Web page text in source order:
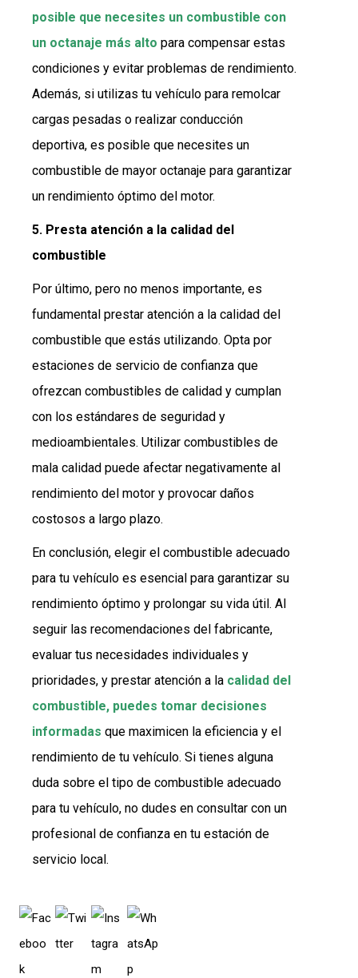
posible que necesites un combustible con
un octanaje más alto para compensar estas
condiciones y evitar problemas de rendimiento.
Además, si utilizas tu vehículo para remolcar
cargas pesadas o realizar conducción
deportiva, es posible que necesites un
combustible de mayor octanaje para garantizar
un rendimiento óptimo del motor.
5. Presta atención a la calidad del
combustible
Por último, pero no menos importante, es
fundamental prestar atención a la calidad del
combustible que estás utilizando. Opta por
estaciones de servicio de confianza que
ofrezcan combustibles de calidad y cumplan
con los estándares de seguridad y
medioambientales. Utilizar combustibles de
mala calidad puede afectar negativamente al
rendimiento del motor y provocar daños
costosos a largo plazo.
En conclusión, elegir el combustible adecuado
para tu vehículo es esencial para garantizar su
rendimiento óptimo y prolongar su vida útil. Al
seguir las recomendaciones del fabricante,
evaluar tus necesidades individuales y
prioridades, y prestar atención a la calidad del
combustible, puedes tomar decisiones
informadas que maximicen la eficiencia y el
rendimiento de tu vehículo. Si tienes alguna
duda sobre el tipo de combustible adecuado
para tu vehículo, no dudes en consultar con un
profesional de confianza en tu estación de
servicio local.